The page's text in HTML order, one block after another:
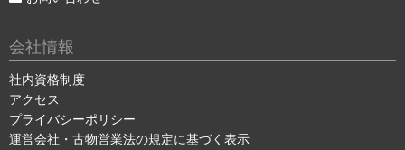
会社情報
社内資格制度
アクセス
プライバシーポリシー
運営会社・古物営業法の規定に基づく表示